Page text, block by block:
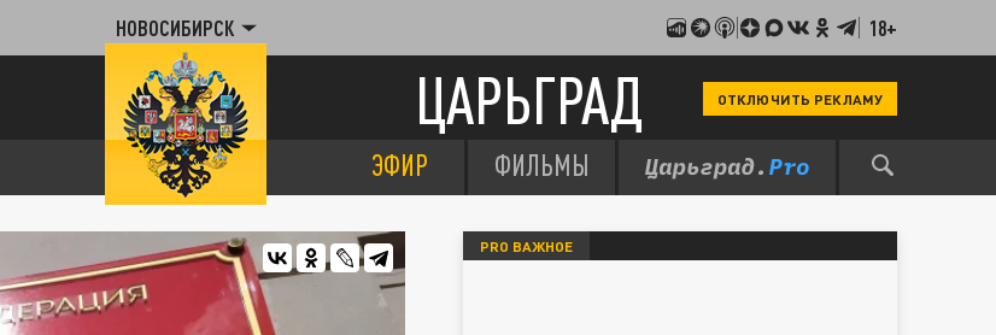
НОВОСИБИРСК 18+
ЦАРЬГРАД ОТКЛЮЧИТЬ РЕКЛАМУ
ЭФИР ФИЛЬМЫ
PRO ВАЖНОЕ